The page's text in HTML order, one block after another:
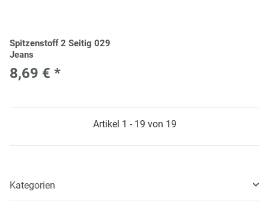
Spitzenstoff 2 Seitig 029
Jeans
8,69 € *
Artikel 1 - 19 von 19
Kategorien